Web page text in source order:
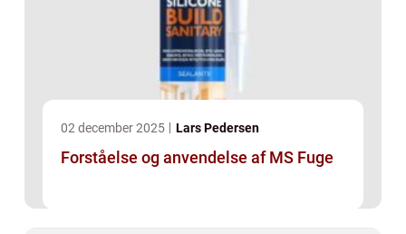
02 december 2025 Lars Pedersen
Forståelse og anvendelse af MS Fuge